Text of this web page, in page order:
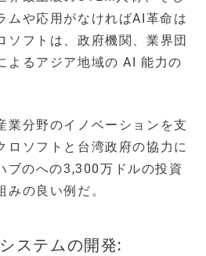
ムや応用がなければAI革命は
ソフトは、政府機関、業界団
よるアジア地域の AI 能力の
業分野のイノベーションを支
ロソフトと台湾政府の協力に
ブのへの3,300万ドルの投資
みの良い例だ。
ステムの開発: